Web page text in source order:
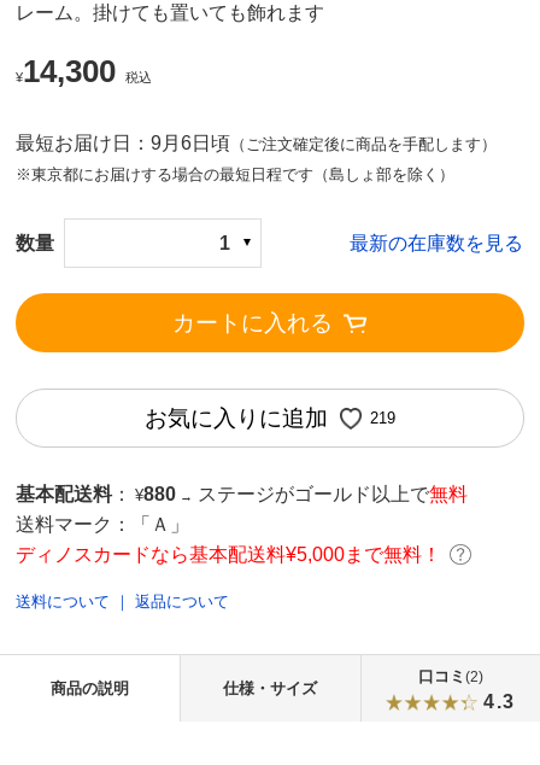
レーム。掛けても置いても飾れます
¥14,300 税込
最短お届け日：9月6日頃 （ご注文確定後に商品を手配します）
※東京都にお届けする場合の最短日程です（島しょ部を除く）
数量 1 最新の在庫数を見る
カートに入れる
お気に入りに追加 219
基本配送料 ： ¥880 → ステージがゴールド以上で無料
送料マーク：
「Ａ」
ディノスカードなら基本配送料¥5,000まで無料！
送料について ｜返品について
商品の説明 仕様・サイズ
口コミ (2)
4.3